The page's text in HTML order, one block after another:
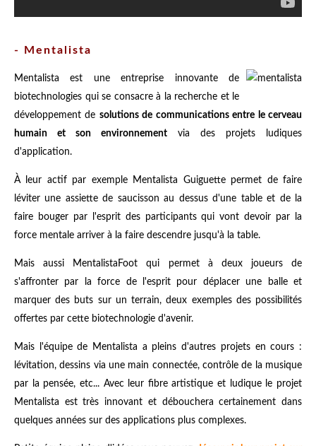
- Mentalista
Mentalista est une entreprise innovante de
biotechnologies qui se consacre à la recherche et le
développement de solutions de communications entre le cerveau
humain et son environnement via des projets ludiques
d'application.
À leur actif par exemple Mentalista Guiguette permet de faire
léviter une assiette de saucisson au dessus d'une table et de la
faire bouger par l'esprit des participants qui vont devoir par la
force mentale arriver à la faire descendre jusqu'à la table.
Mais aussi MentalistaFoot qui permet à deux joueurs de
s'affronter par la force de l'esprit pour déplacer une balle et
marquer des buts sur un terrain, deux exemples des possibilités
offertes par cette biotechnologie d'avenir.
Mais l'équipe de Mentalista a pleins d'autres projets en cours :
lévitation, dessins via une main connectée, contrôle de la musique
par la pensée, etc... Avec leur fibre artistique et ludique le projet
Mentalista est très innovant et débouchera certainement dans
quelques années sur des applications plus complexes.